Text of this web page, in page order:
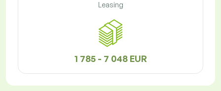
Leasing
1 785 - 7 048 EUR